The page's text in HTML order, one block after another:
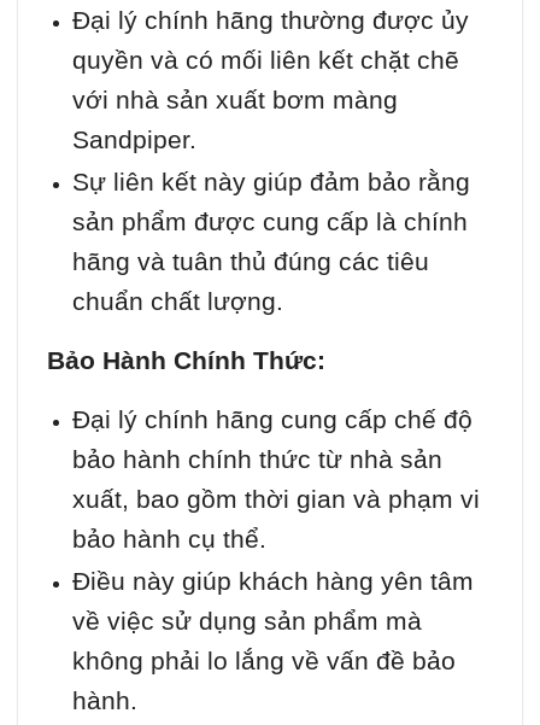
Đại lý chính hãng thường được ủy
quyền và có mối liên kết chặt chẽ
với nhà sản xuất bơm màng
Sandpiper.
Sự liên kết này giúp đảm bảo rằng
sản phẩm được cung cấp là chính
hãng và tuân thủ đúng các tiêu
chuẩn chất lượng.
Bảo Hành Chính Thức:
Đại lý chính hãng cung cấp chế độ
bảo hành chính thức từ nhà sản
xuất, bao gồm thời gian và phạm vi
bảo hành cụ thể.
Điều này giúp khách hàng yên tâm
về việc sử dụng sản phẩm mà
không phải lo lắng về vấn đề bảo
hành.